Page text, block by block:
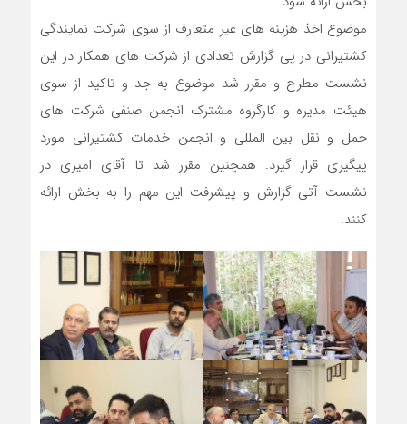
موضوع اخذ هزینه های غیر متعارف از سوی شرکت نمایندگی
کشتیرانی در پی گزارش تعدادی از شرکت های همکار در این
نشست مطرح و مقرر شد موضوع به جد و تاکید از سوی
هیئت مدیره و کارگروه مشترک انجمن صنفی شرکت های
حمل و نقل بین المللی و انجمن خدمات کشتیرانی مورد
پیگیری قرار گیرد. همچنین مقرر شد تا آقای امیری در
نشست آتی گزارش و پیشرفت این مهم را به بخش ارائه
کنند.